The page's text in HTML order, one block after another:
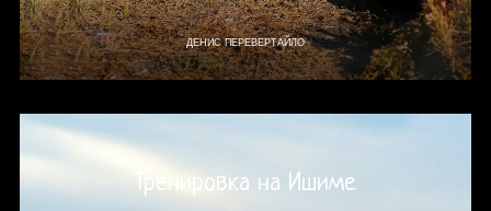
ДЕНИС ПЕРЕВЕРТАЙЛО
Тренировка на Ишиме